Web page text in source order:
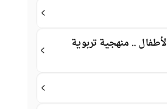
.. منهجية تربوية